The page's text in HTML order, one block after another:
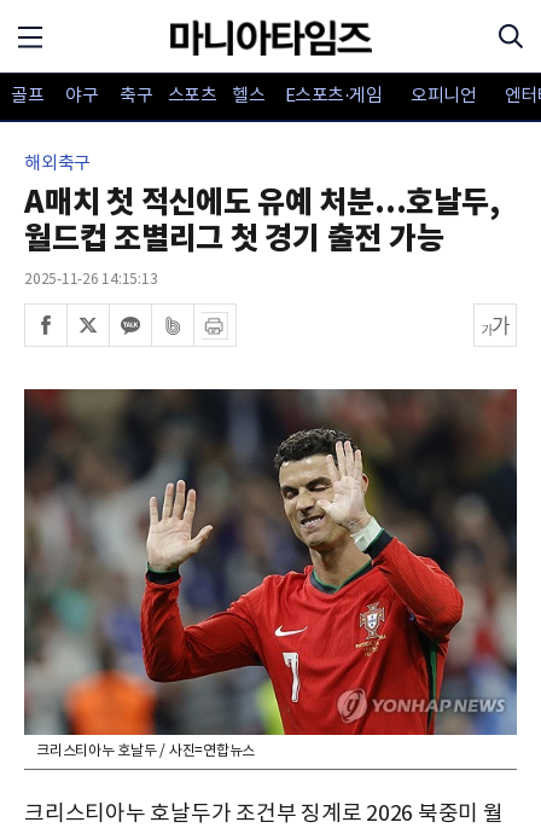
골프 야구 축구 스포츠 헬스 E스포츠·게임 오피니언 엔
해외축구
A매치 첫 적신에도 유예 처분...호날두,
월드컵 조별리그 첫 경기 출전 가능
2025-11-26 14:15:13
크리스티아누 호날두 / 사진=연합뉴스
크리스티아누 호날두가 조건부 징계로 2026 북중미 월